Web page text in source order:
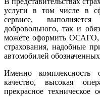
услуги в том числе в
сервисе,
добровольного, так и
можете оформить ОСАГО,
страхования, надобные
автомобилей
Именно комплексность
качество, высокая
прекрасное техническое